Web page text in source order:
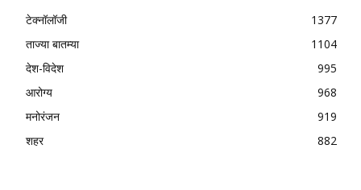
टेक्नॉलॉजी
1377
ताज्या बातम्या
1104
देश-विदेश
995
आरोग्य
968
मनोरंजन
919
शहर
882